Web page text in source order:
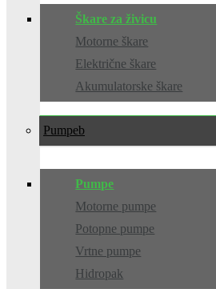
Škare za živicu
Motorne škare
Električne škare
Akumulatorske škare
Pumpe
Pumpe
Motorne pumpe
Potopne pumpe
Vrtne pumpe
Hidropak